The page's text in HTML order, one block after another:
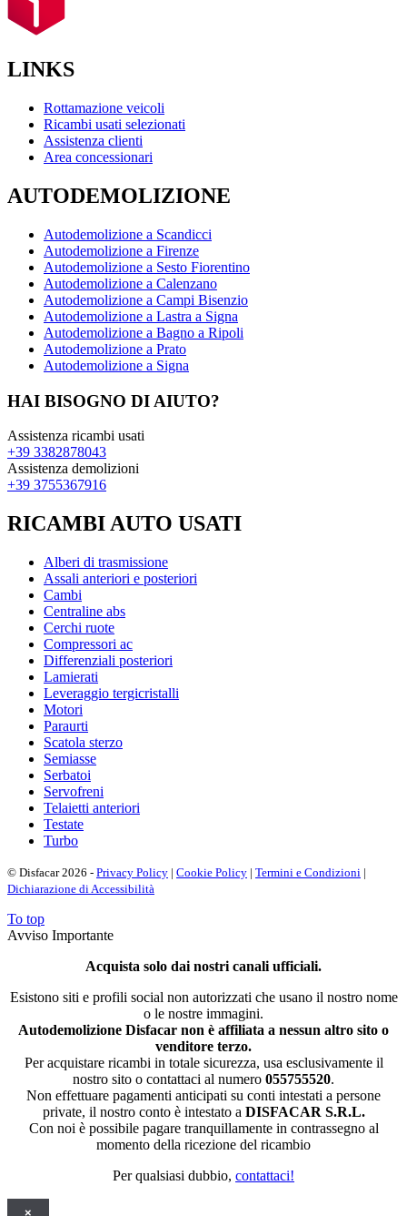
LINKS
Rottamazione veicoli
Ricambi usati selezionati
Assistenza clienti
Area concessionari
AUTODEMOLIZIONE
Autodemolizione a Scandicci
Autodemolizione a Firenze
Autodemolizione a Sesto Fiorentino
Autodemolizione a Calenzano
Autodemolizione a Campi Bisenzio
Autodemolizione a Lastra a Signa
Autodemolizione a Bagno a Ripoli
Autodemolizione a Prato
Autodemolizione a Signa
HAI BISOGNO DI AIUTO?
Assistenza ricambi usati
+39 3382878043
Assistenza demolizioni
+39 3755367916
RICAMBI AUTO USATI
Alberi di trasmissione
Assali anteriori e posteriori
Cambi
Centraline abs
Cerchi ruote
Compressori ac
Differenziali posteriori
Lamierati
Leveraggio tergicristalli
Motori
Paraurti
Scatola sterzo
Semiasse
Serbatoi
Servofreni
Telaietti anteriori
Testate
Turbo
© Disfacar 2026 - Privacy Policy | Cookie Policy | Termini e Condizioni |
Dichiarazione di Accessibilità
To top
Avviso Importante
Acquista solo dai nostri canali ufficiali.
Esistono siti e profili social non autorizzati che usano il nostro nome
o le nostre immagini.
Autodemolizione Disfacar non è affiliata a nessun altro sito o
venditore terzo.
Per acquistare ricambi in totale sicurezza, usa esclusivamente il
nostro sito o contattaci al numero 055755520.
Non effettuare pagamenti anticipati su conti intestati a persone
private, il nostro conto è intestato a DISFACAR S.R.L.
Con noi è possibile pagare tranquillamente in contrassegno al
momento della ricezione del ricambio
Per qualsiasi dubbio, contattaci!
×